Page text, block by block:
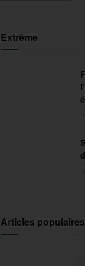
Extrême
Articles populaires